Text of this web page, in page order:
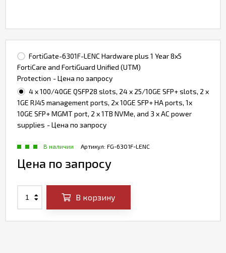
FortiGate-6301F-LENC Hardware plus 1 Year 8x5
FortiCare and FortiGuard Unified (UTM)
Protection - Цена по запросу
4 x 100/40GE QSFP28 slots, 24 x 25/10GE SFP+ slots, 2 x
1GE RJ45 management ports, 2x 10GE SFP+ HA ports, 1x
10GE SFP+ MGMT port, 2 x 1TB NVMe, and 3 x AC power
supplies - Цена по запросу
Артикул: FG-6301F-LENC
В наличии
Цена по запросу
В корзину